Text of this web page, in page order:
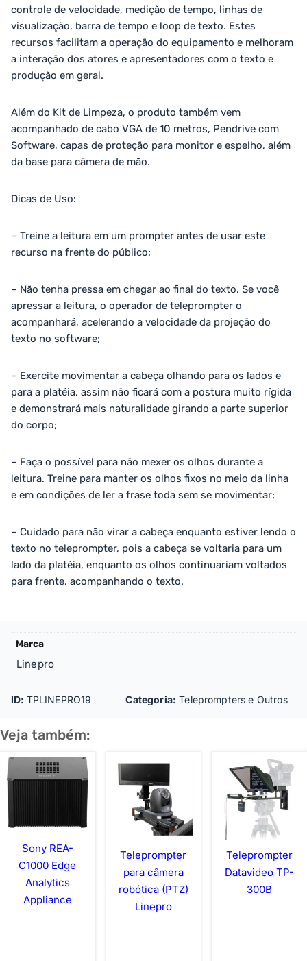
controle de velocidade, medição de tempo, linhas de
visualização, barra de tempo e loop de texto. Estes
recursos facilitam a operação do equipamento e melhoram
a interação dos atores e apresentadores com o texto e
produção em geral.
Além do Kit de Limpeza, o produto também vem
acompanhado de cabo VGA de 10 metros, Pendrive com
Software, capas de proteção para monitor e espelho, além
da base para câmera de mão.
Dicas de Uso:
– Treine a leitura em um prompter antes de usar este
recurso na frente do público;
– Não tenha pressa em chegar ao final do texto. Se você
apressar a leitura, o operador de teleprompter o
acompanhará, acelerando a velocidade da projeção do
texto no software;
– Exercite movimentar a cabeça olhando para os lados e
para a platéia, assim não ficará com a postura muito rígida
e demonstrará mais naturalidade girando a parte superior
do corpo;
– Faça o possível para não mexer os olhos durante a
leitura. Treine para manter os olhos fixos no meio da linha
e em condições de ler a frase toda sem se movimentar;
– Cuidado para não virar a cabeça enquanto estiver lendo o
texto no teleprompter, pois a cabeça se voltaria para um
lado da platéia, enquanto os olhos continuariam voltados
para frente, acompanhando o texto.
Marca
Linepro
ID: TPLINEPRO19 Categoria: Teleprompters e Outros
Veja também:
Sony REA-
C1000 Edge
Analytics
Appliance
Teleprompter
para câmera
robótica (PTZ)
Linepro
Teleprompter
Datavideo TP-
300B